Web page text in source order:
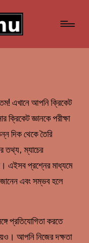
এখানে আপনি ক্রিকেট
জ্ঞানকে পরীক্ষা
দিক থেকে তৈরি
তথ্য, ম্যাচের
এইসব প্রশ্নের মাধ্যমে
এবং সম্ভব হলে
প্রতিযোগিতা করতে
আপনি নিজের দক্ষতা